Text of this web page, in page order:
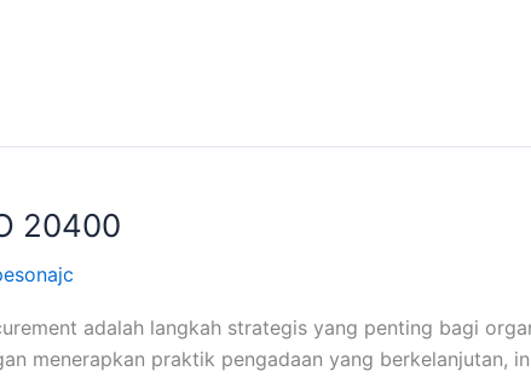
20400
adalah langkah strategis yang penting bagi
menerapkan praktik pengadaan yang berkelanjutan,